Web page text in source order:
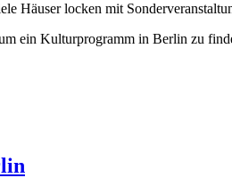
Häuser locken mit
ein Kulturprogramm in Berlin zu